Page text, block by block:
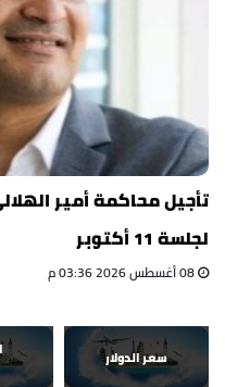
تأجيل محاكمة أمير
لجلسة 11 أكتوبر
سعر الدولار